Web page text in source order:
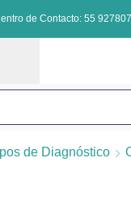
de Contacto: 55
de Diagnóstico